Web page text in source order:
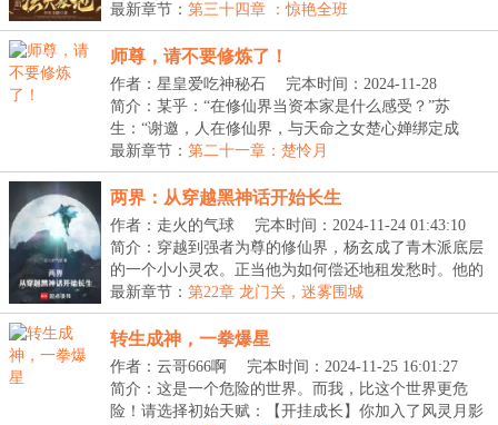
微...
最新章节： 第三十四章 ：惊艳全班
师尊，请不要修炼了！
作者：星皇爱吃神秘石
完本时间：2024-11-28
20:40:08
简介：某乎：“在修仙界当资本家是什么感受？”苏
生：“谢邀，人在修仙界，与天命之女楚心婵绑定成
功，每...
最新章节： 第二十一章：楚怜月
两界：从穿越黑神话开始长生
作者：走火的气球
完本时间：2024-11-24 01:43:10
简介：穿越到强者为尊的修仙界，杨玄成了青木派底层
的一个小小灵农。正当他为如何偿还地租发愁时。他的
脑...
最新章节： 第22章 龙门关，迷雾围城
转生成神，一拳爆星
作者：云哥666啊
完本时间：2024-11-25 16:01:27
简介：这是一个危险的世界。而我，比这个世界更危
险！请选择初始天赋：【开挂成长】你加入了风灵月影